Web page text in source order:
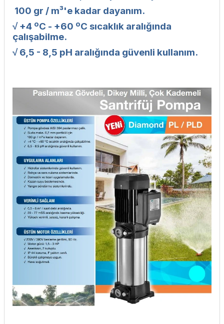
100 gr / m³'e kadar dayanım.
√ +4 ºC - +60 ºC sıcaklık aralığında
çalışabilme.
√ 6,5 - 8,5 pH aralığında güvenli kullanım.